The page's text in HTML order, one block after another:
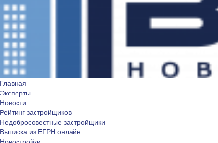
Главная
Эксперты
Новости
Рейтинг застройщиков
Недобросовестные застройщики
Выписка из ЕГРН онлайн
Новостройки